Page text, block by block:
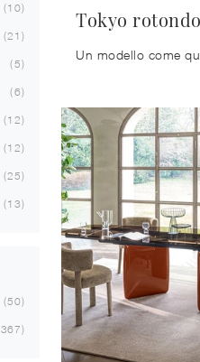
10
21
5
6
12
12
25
13
50
367
Tokyo rotondo